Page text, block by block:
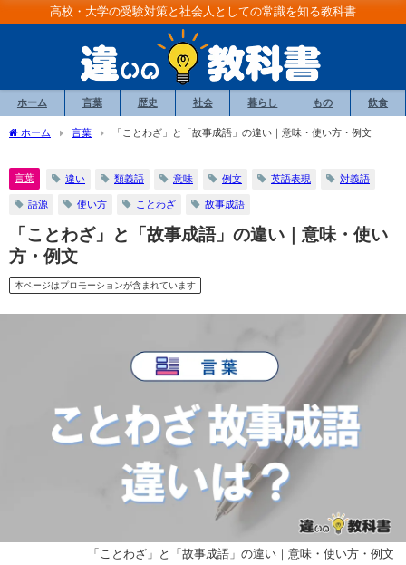
高校・大学の受験対策と社会人としての常識を知る教科書
ホーム 言葉 歴史 社会 暮らし もの 飲食
ホーム 言葉 「ことわざ」と「故事成語」の違い｜意味・使い方・例文
言葉 違い 類義語 意味 例文 英語表現 対義語
語源 使い方 ことわざ 故事成語
「ことわざ」と「故事成語」の違い｜意味・使い
方・例文
本ページはプロモーションが含まれています
「ことわざ」と「故事成語」の違い｜意味・使い方・例文